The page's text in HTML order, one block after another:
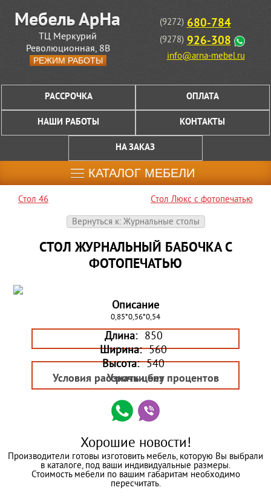
ТЦ Меркурий
Революционная, 8В
РЕЖИМ РАБОТЫ
(9272) 680-784
(9278) 926-308
info@arna-mebel.ru
РАССРОЧКА ОПЛАТА
НАШИ РАБОТЫ КОНТАКТЫ
НА ЗАКАЗ
КАТАЛОГ МЕБЕЛИ
Стол 46
Стол Люкс с фотопечатью
Вернуться к: Журнальные столы
СТОЛ ЖУРНАЛЬНЫЙ БАБОЧКА С
ФОТОПЕЧАТЬЮ
Описание
0,85*0,56*0,54
Длина: 850
Ширина: 560
Высота: 540
Узнать цену
Условия рассрочки без процентов
Хорошие новости!
Производители готовы изготовить мебель, которую Вы выбрали
в каталоге, под ваши индивидуальные размеры.
Стоимость мебели по вашим габаритам необходимо
пересчитать.